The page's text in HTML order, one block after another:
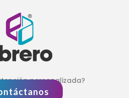
personalizada?